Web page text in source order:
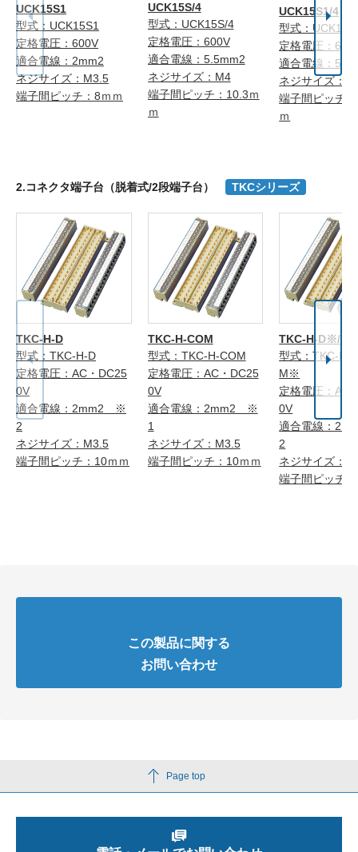
UCK15S1
型式：UCK15S1
定格電圧：600V
適合電線：2mm2
ネジサイズ：M3.5
端子間ピッチ：8ｍｍ
UCK15S/4
型式：UCK15S/4
定格電圧：600V
適合電線：5.5mm2
ネジサイズ：M4
端子間ピッチ：10.3ｍ
ｍ
UCK15S1/4
型式：
定格電圧：
適合電線：
ネジサイズ：
端子間ピッチ
ｍ
2.コネクタ端子台（脱着式/2段端子台） TKCシリーズ
TKC-H-D
型式：TKC-H-D
定格電圧：AC・DC25
0V
適合電線：2mm2 ※
2
ネジサイズ：M3.5
端子間ピッチ：10ｍｍ
TKC-H-COM
型式：TKC-H-COM
定格電圧：AC・DC25
0V
適合電線：2mm2 ※
1
ネジサイズ：M3.5
端子間ピッチ：10ｍｍ
TKC-H-D※/
型式：TKC-H-
M※
定格電圧：AC
0V
適合電線：
2
ネジサイズ：
端子間ピッチ
この製品に関する
お問い合わせ
Page top